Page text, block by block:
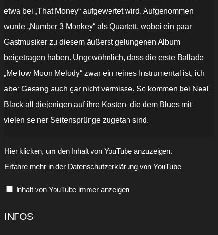
etwa bei „That Money“ aufgewertet wird. Aufgenommen
wurde „Number 3 Monkey“ als Quartett, wobei ein paar
Gastmusiker zu diesem äußerst gelungenen Album
beigetragen haben. Ungewöhnlich, dass die erste Ballade
„Mellow Moon Melody“ zwar ein reines Instrumental ist, ich
aber Gesang auch gar nicht vermisse. So kommen bei Neal
Black all diejenigen auf ihre Kosten, die dem Blues mit
vielen seiner Seitensprünge zugetan sind.
3
von
Hier klicken, um den Inhalt von YouTube anzuzeigen.
Erfahre mehr in der Datenschutzerklärung von YouTube.
Inhalt von YouTube immer anzeigen
INFOS